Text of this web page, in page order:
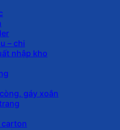
– chi
nhập kho
gáy xoắn
carton